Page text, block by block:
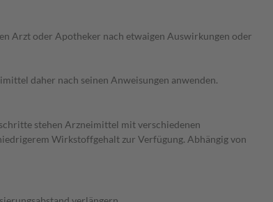
Arzt oder Apotheker nach etwaigen Auswirkungen oder
daher nach seinen Anweisungen anwenden.
stehen Arzneimittel mit verschiedenen
Wirkstoffgehalt zur Verfügung. Abhängig von